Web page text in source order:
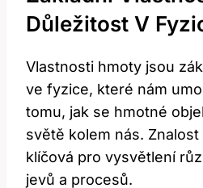
Důležitost V
Vlastnosti hmoty jsou
ve fyzice, které nám
tomu, jak se hmotné
světě kolem nás.
klíčová pro vysvětlení
jevů a procesů.